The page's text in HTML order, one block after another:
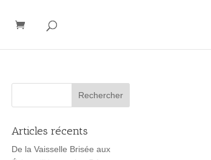
Articles récents
De la Vaisselle Brisée aux